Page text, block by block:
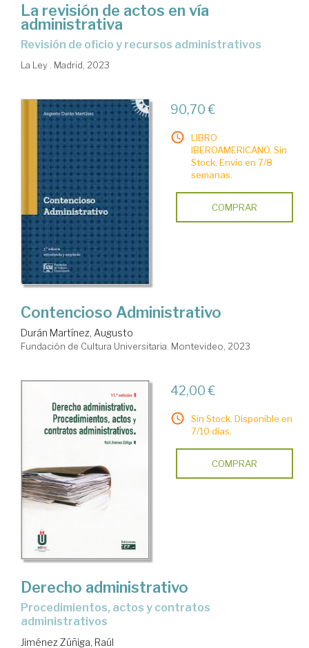
La revisión de actos en vía
administrativa
revisión de oficio y recursos administrativos
La Ley . Madrid, 2023
90,70 €
LIBRO
IBEROAMERICANO. Sin
Stock. Envío en 7/8
semanas.
COMPRAR
Contencioso Administrativo
Durán Martínez, Augusto
Fundación de Cultura Universitaria. Montevideo, 2023
42,00 €
Sin Stock. Disponible en
7/10 días.
COMPRAR
Derecho administrativo
Procedimientos, actos y contratos
administrativos
Jiménez Zúñiga, Raúl